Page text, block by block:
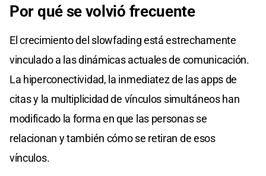
Por qué se volvió frecuente
El crecimiento del slowfading está estrechamente
vinculado a las dinámicas actuales de comunicación.
La hiperconectividad, la inmediatez de las apps de
citas y la multiplicidad de vínculos simultáneos han
modificado la forma en que las personas se
relacionan y también cómo se retiran de esos
vínculos.